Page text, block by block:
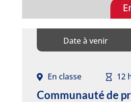
Date à venir
En classe 12
Communauté de